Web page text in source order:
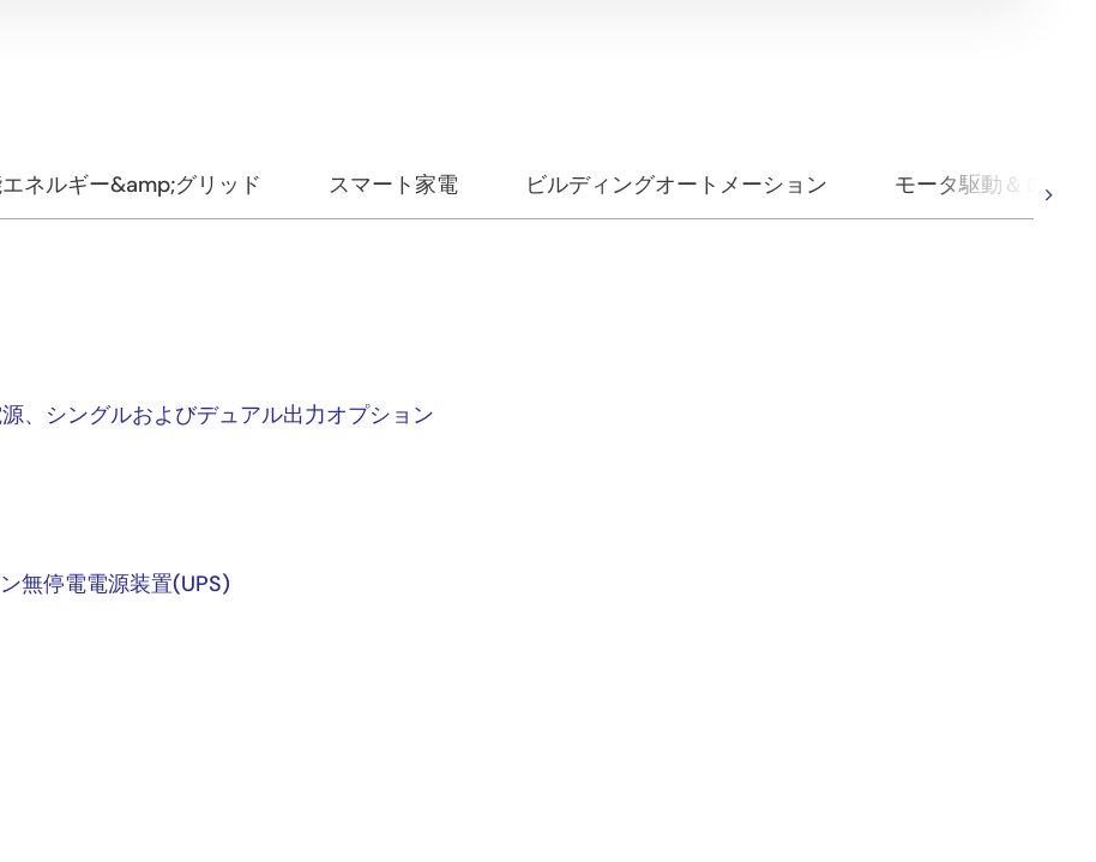
ネルギー&amp;グリッド スマート家電 ビルディングオートメーション モータ駆動＆ロボッ
、シングルおよびデュアル出力オプション
無停電電源装置(UPS)